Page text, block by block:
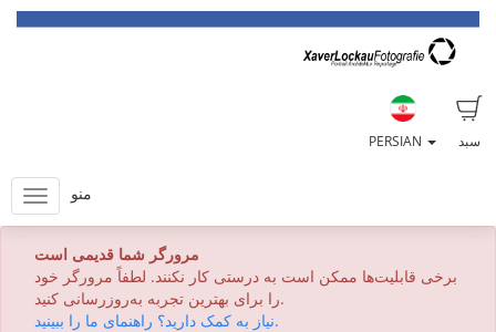
سبد PERSIAN
منو
مرورگر شما قدیمی است
برخی قابلیت‌ها ممکن است به درستی کار نکنند. لطفاً مرورگر خود
را برای بهترین تجربه به‌روزرسانی کنید.
نیاز به کمک دارید؟ راهنمای ما را ببینید.